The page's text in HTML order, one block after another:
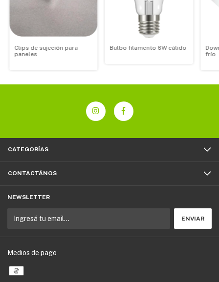
Clips de sujeción para
paneles
Bulbo filamento 6W cálido
frío
CATEGORÍAS
CONTACTÁNOS
NEWSLETTER
Medios de pago